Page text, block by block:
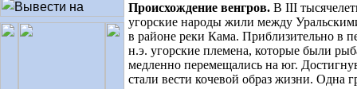
Происхождение венгров. В III
угорские народы жили между
в районе реки Кама. Приблизительно в
н.э. угорские племена, которые были
медленно перемещались на юг.
стали вести кочевой образ жизни. Одна